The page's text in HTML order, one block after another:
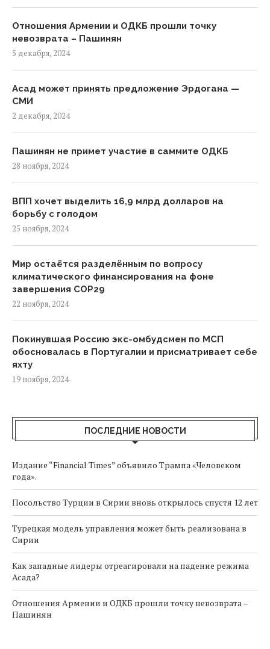
Отношения Армении и ОДКБ прошли точку
невозврата – Пашинян
5 декабря, 2024
Асад может принять предложение Эрдогана —
СМИ
2 декабря, 2024
Пашинян не примет участие в саммите ОДКБ
28 ноября, 2024
ВПП хочет выделить 16,9 млрд долларов на
борьбу с голодом
25 ноября, 2024
Мир остаётся разделённым по вопросу
климатического финансирования на фоне
завершения COP29
22 ноября, 2024
Покинувшая Россию экс-омбудсмен по МСП
обосновалась в Португалии и присматривает себе
яхту
19 ноября, 2024
ПОСЛЕДНИЕ НОВОСТИ
Издание “Financial Times” объявило Трампа «Человеком
года».
Посольство Турции в Сирии вновь открылось спустя 12 лет
Турецкая модель управления может быть реализована в
Сирии
Как западные лидеры отреагировали на падение режима
Асада?
Отношения Армении и ОДКБ прошли точку невозврата –
Пашинян